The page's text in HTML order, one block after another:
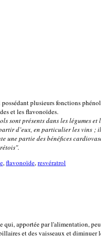
plusieurs fonctions
et les flavonoïdes.
sont présents dans les légumes
d’eux, en particulier les vins ;
une partie des bénéfices
,flavonoïde,resvératrol
qui, apportée par l'alimentation,
et des vaisseaux et diminuer